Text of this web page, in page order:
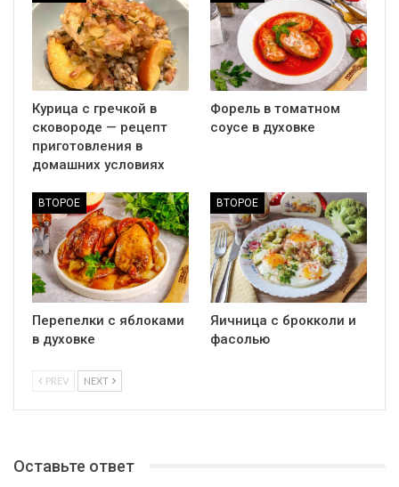
Курица с гречкой в
сковороде — рецепт
приготовления в
домашних условиях
Форель в томатном
соусе в духовке
ВТОРОЕ
Перепелки с яблоками
в духовке
ВТОРОЕ
Яичница с брокколи и
фасолью
PREV NEXT
Оставьте ответ